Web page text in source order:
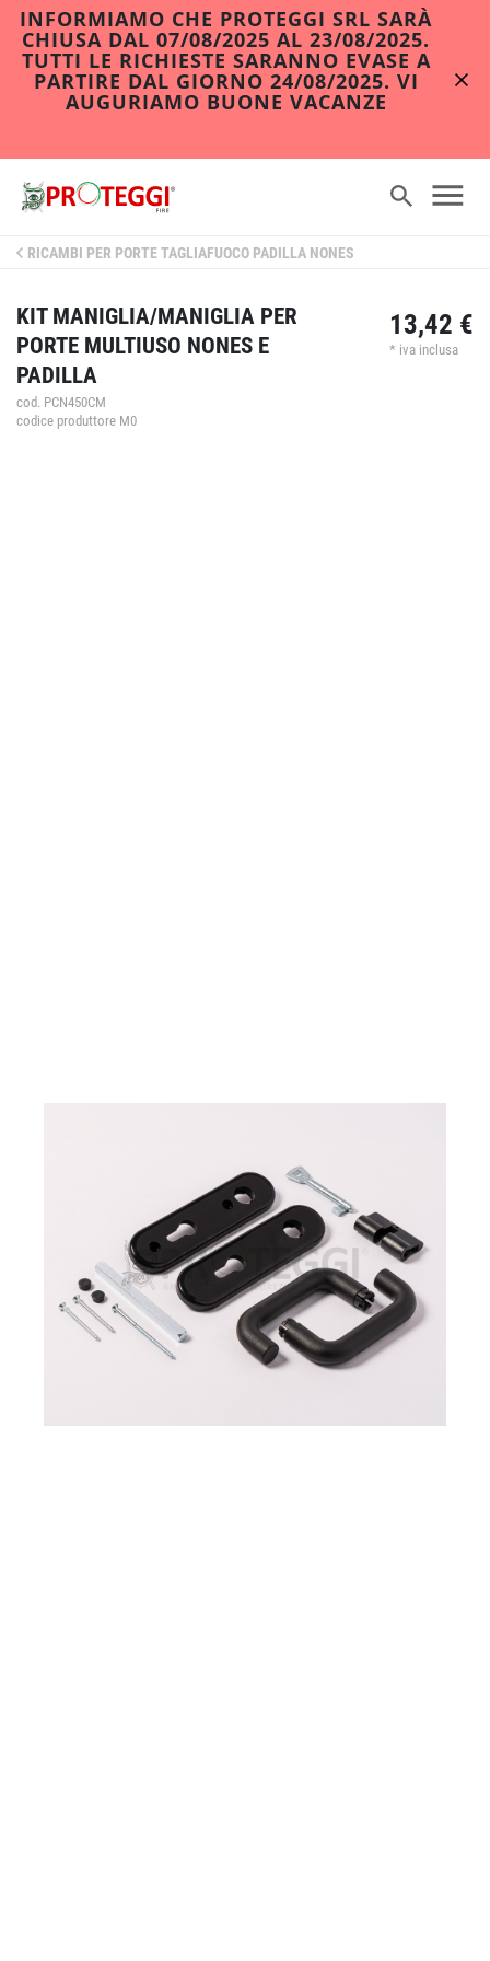
INFORMIAMO CHE PROTEGGI SRL SARÀ
CHIUSA DAL 07/08/2025 AL 23/08/2025.
TUTTI LE RICHIESTE SARANNO EVASE A
PARTIRE DAL GIORNO 24/08/2025. VI
AUGURIAMO BUONE VACANZE
RICAMBI PER PORTE TAGLIAFUOCO PADILLA NONES
KIT MANIGLIA/MANIGLIA PER
PORTE MULTIUSO NONES E
PADILLA
cod. PCN450CM
codice produttore M0
13,42 €
* iva inclusa